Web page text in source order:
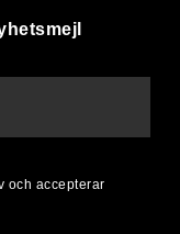
och accepterar